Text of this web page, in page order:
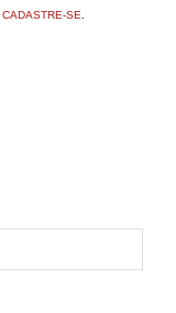
CADASTRE-SE